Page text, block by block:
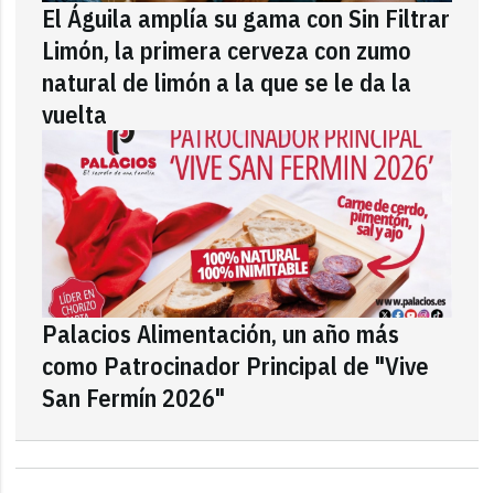
El Águila amplía su gama con Sin Filtrar
Limón, la primera cerveza con zumo
natural de limón a la que se le da la
vuelta
Palacios Alimentación, un año más
como Patrocinador Principal de "Vive
San Fermín 2026"